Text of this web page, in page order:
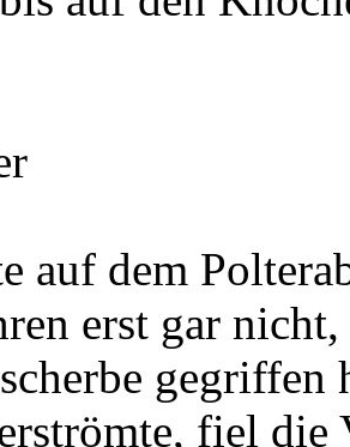
auf dem
erst gar
gegriffen
fiel die